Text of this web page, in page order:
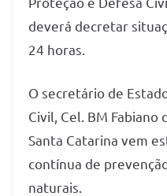
deverá decretar
24 horas.
O secretário de
Civil, Cel. BM Fabiano
Santa Catarina vem
contínua de
naturais.